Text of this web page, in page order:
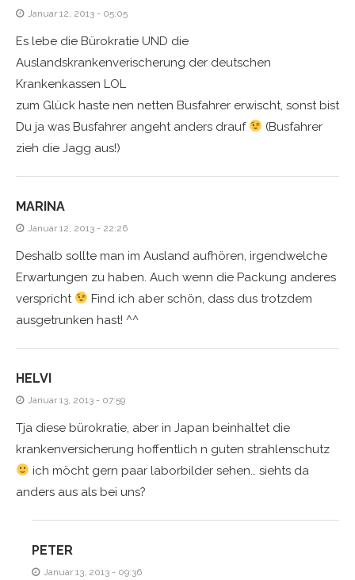
Januar 12, 2013 - 05:05
Es lebe die Bürokratie UND die
Auslandskrankenverischerung der deutschen
Krankenkassen LOL
zum Glück haste nen netten Busfahrer erwischt, sonst bist
Du ja was Busfahrer angeht anders drauf
(Busfahrer
zieh die Jagg aus!)
MARINA
Januar 12, 2013 - 22:26
Deshalb sollte man im Ausland aufhören, irgendwelche
Erwartungen zu haben. Auch wenn die Packung anderes
verspricht
Find ich aber schön, dass dus trotzdem
ausgetrunken hast! ^^
HELVI
Januar 13, 2013 - 07:59
Tja diese bürokratie, aber in Japan beinhaltet die
krankenversicherung hoffentlich n guten strahlenschutz
ich möcht gern paar laborbilder sehen… siehts da
anders aus als bei uns?
PETER
Januar 13, 2013 - 09:36